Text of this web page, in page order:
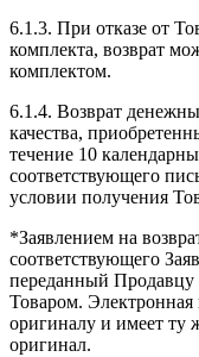
6.1.3. При отказе от
комплекта, возврат
комплектом.
6.1.4. Возврат
качества,
течение 10
соответствующего
условии получения
*Заявлением на
соответствующего
переданный Продавцу
Товаром. Электронная
оригиналу и имеет
оригинал.